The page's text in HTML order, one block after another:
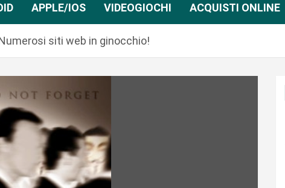
APPLE/IOS VIDEOGIOCHI ACQUISTI ONLINE
siti web in ginocchio!